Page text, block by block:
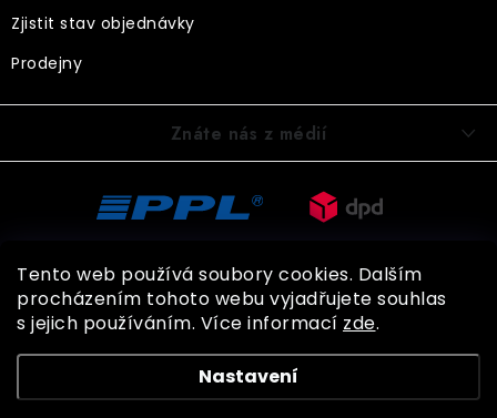
Tento web používá soubory cookies. Dalším
procházením tohoto webu vyjadřujete souhlas
s jejich používáním. Více informací zde.
Nastavení
Zjistit stav objednávky
Prodejny
Znáte nás z médií
Shoptet
BOHEMIA GLOVES. Všechna práva vyhrazena.